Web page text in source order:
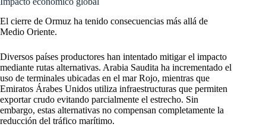
El cierre de Ormuz ha tenido consecuencias más allá de
Medio Oriente.
Diversos países productores han intentado mitigar el impacto
mediante rutas alternativas. Arabia Saudita ha incrementado el
uso de terminales ubicadas en el mar Rojo, mientras que
Emiratos Árabes Unidos utiliza infraestructuras que permiten
exportar crudo evitando parcialmente el estrecho. Sin
embargo, estas alternativas no compensan completamente la
reducción del tráfico marítimo.